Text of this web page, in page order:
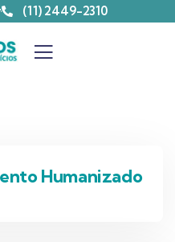
(11) 2449-2310
Humanizado